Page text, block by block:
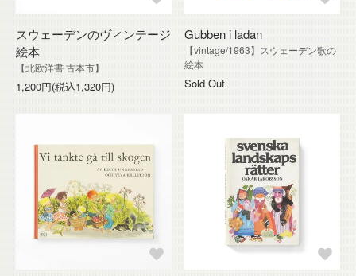
スウェーデンのヴィンテージ
絵本
【北欧洋書 古本市】
1,200円(税込1,320円)
Gubben i ladan
【vintage/1963】スウェーデン歌の
絵本
Sold Out